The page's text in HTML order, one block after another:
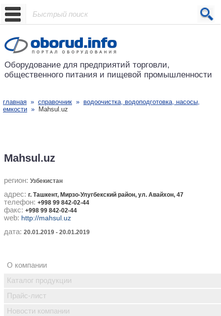
Проект основан в 2001 году
Оборудование для предприятий торговли,
общественного питания и пищевой промышленности
главная » справочник » водоочистка, водоподготовка, насосы,
емкости » Mahsul.uz
Mahsul.uz
регион: Узбекистан
адрес: г. Ташкент, Мирзо-Улугбекский район, ул. Авайхон, 47
телефон: +998 99 842-02-44
факс: +998 99 842-02-44
web: http://mahsul.uz
дата: 20.01.2019 - 20.01.2019
О компании
Каталог продукции
Прайс-лист
Новости компании